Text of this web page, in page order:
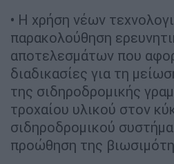
• Η χρήση νέων
παρακολούθηση
αποτελεσμάτων που
διαδικασίες για τη
της σιδηροδρομικής
τροχαίου υλικού στον
σιδηροδρομικού
προώθηση της